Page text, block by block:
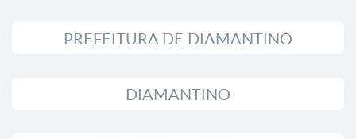
PREFEITURA DE DIAMANTINO
DIAMANTINO